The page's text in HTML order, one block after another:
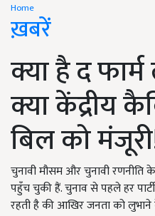
Home
ख़बरें
क्या है द
क्या केंद्रीय
बिल को
चुनावी मौसम और चुनावी रणनीति
पहुँच चुकी हैं. चुनाव से पहले हर
रहती है की आखिर जनता को लुभाने